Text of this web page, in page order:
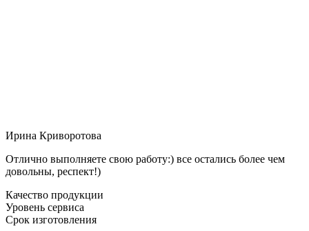
Ирина Криворотова
Отлично выполняете свою работу:) все остались более чем
довольны, респект!)
Качество продукции
Уровень сервиса
Срок изготовления